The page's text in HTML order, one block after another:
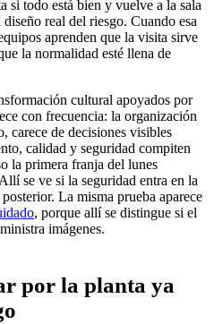
si todo está bien y vuelve a la sala
real del riesgo. Cuando esa
aprenden que la visita sirve
la normalidad esté llena de
cultural apoyados por
con frecuencia: la organización
carece de decisiones visibles
calidad y seguridad compiten
la primera franja del lunes
se ve si la seguridad entra en la
La misma prueba aparece
, porque allí se distingue si el
imágenes.
por la planta ya